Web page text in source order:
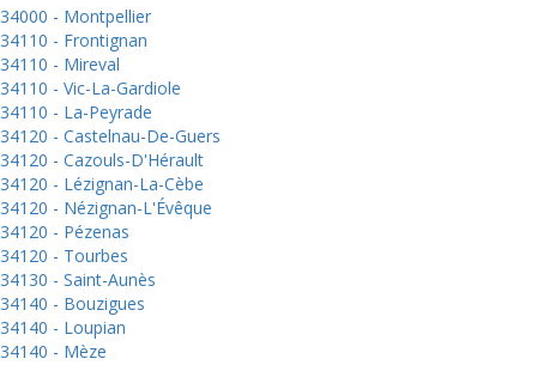
34000 - Montpellier
34110 - Frontignan
34110 - Mireval
34110 - Vic-La-Gardiole
34110 - La-Peyrade
34120 - Castelnau-De-Guers
34120 - Cazouls-D'Hérault
34120 - Lézignan-La-Cèbe
34120 - Nézignan-L'Évêque
34120 - Pézenas
34120 - Tourbes
34130 - Saint-Aunès
34140 - Bouzigues
34140 - Loupian
34140 - Mèze